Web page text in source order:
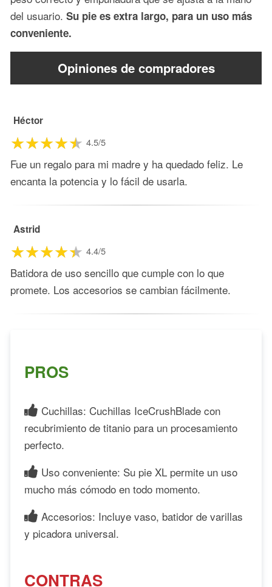
del usuario. Su pie es extra largo, para un uso más
conveniente.
Opiniones de compradores
Héctor
4.5/5
Fue un regalo para mi madre y ha quedado feliz. Le
encanta la potencia y lo fácil de usarla.
Astrid
4.4/5
Batidora de uso sencillo que cumple con lo que
promete. Los accesorios se cambian fácilmente.
PROS
Cuchillas: Cuchillas IceCrushBlade con
recubrimiento de titanio para un procesamiento
perfecto.
Uso conveniente: Su pie XL permite un uso
mucho más cómodo en todo momento.
Accesorios: Incluye vaso, batidor de varillas
y picadora universal.
CONTRAS